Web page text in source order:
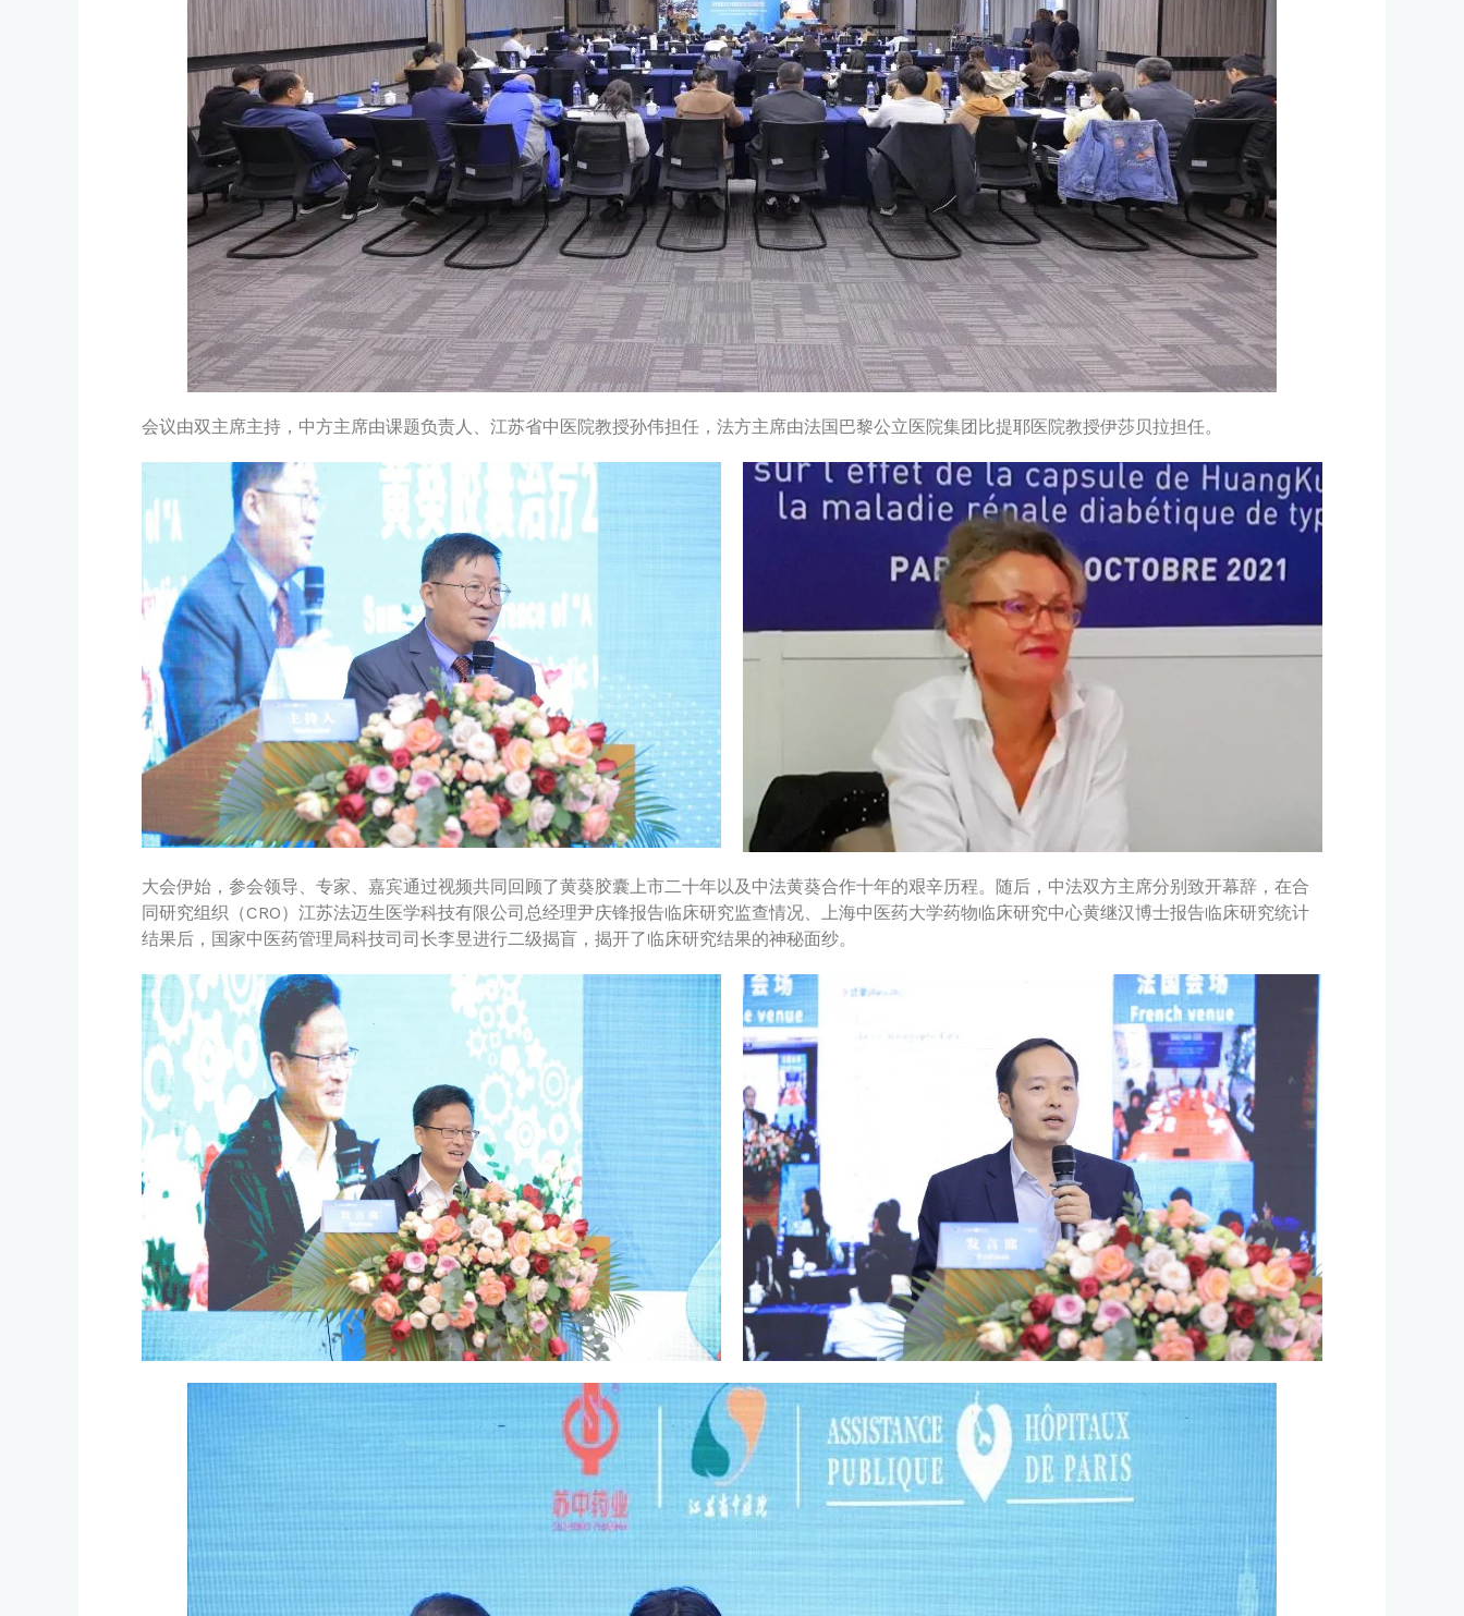
会议由双主席主持，中方主席由课题负责人、江苏省中医院教授孙伟担任，法方主席由法国巴黎公立医院集团比提耶医院教授伊莎贝拉担任。
大会伊始，参会领导、专家、嘉宾通过视频共同回顾了黄葵胶囊上市二十年以及中法黄葵合作十年的艰辛历程。随后，中法双方主席分别致开幕辞，在合
同研究组织（CRO）江苏法迈生医学科技有限公司总经理尹庆锋报告临床研究监查情况、上海中医药大学药物临床研究中心黄继汉博士报告临床研究统计
结果后，国家中医药管理局科技司司长李昱进行二级揭盲，揭开了临床研究结果的神秘面纱。